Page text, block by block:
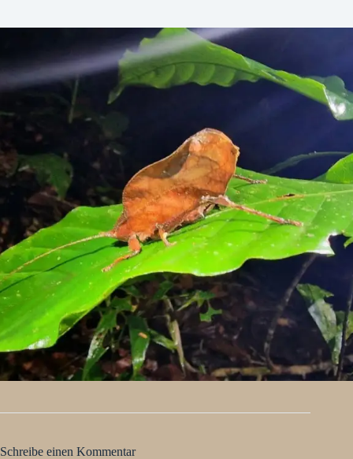
Schreibe einen Kommentar